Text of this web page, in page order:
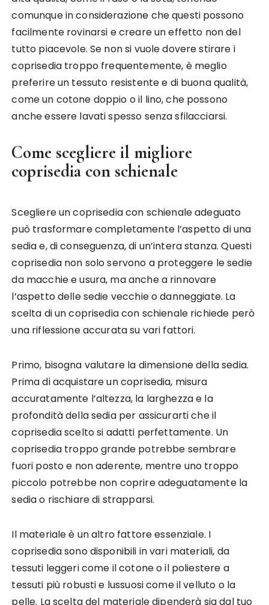
comunque in considerazione che questi possono
facilmente rovinarsi e creare un effetto non del
tutto piacevole. Se non si vuole dovere stirare i
coprisedia troppo frequentemente, è meglio
preferire un tessuto resistente e di buona qualità,
come un cotone doppio o il lino, che possono
anche essere lavati spesso senza sfilacciarsi.
Come scegliere il migliore
coprisedia con schienale
Scegliere un coprisedia con schienale adeguato
può trasformare completamente l’aspetto di una
sedia e, di conseguenza, di un’intera stanza. Questi
coprisedia non solo servono a proteggere le sedie
da macchie e usura, ma anche a rinnovare
l’aspetto delle sedie vecchie o danneggiate. La
scelta di un coprisedia con schienale richiede però
una riflessione accurata su vari fattori.
Primo, bisogna valutare la dimensione della sedia.
Prima di acquistare un coprisedia, misura
accuratamente l’altezza, la larghezza e la
profondità della sedia per assicurarti che il
coprisedia scelto si adatti perfettamente. Un
coprisedia troppo grande potrebbe sembrare
fuori posto e non aderente, mentre uno troppo
piccolo potrebbe non coprire adeguatamente la
sedia o rischiare di strapparsi.
Il materiale è un altro fattore essenziale. I
coprisedia sono disponibili in vari materiali, da
tessuti leggeri come il cotone o il poliestere a
tessuti più robusti e lussuosi come il velluto o la
pelle. La scelta del materiale dipenderà sia dal tuo